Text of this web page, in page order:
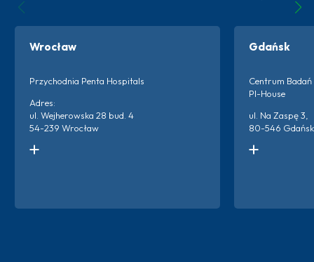
Wrocław
Przychodnia Penta Hospitals
Adres:
ul. Wejherowska 28 bud. 4
54-239 Wrocław
Gdańsk
Centrum
PI-House
ul. Na Zaspę 3,
80-546 Gdańsk